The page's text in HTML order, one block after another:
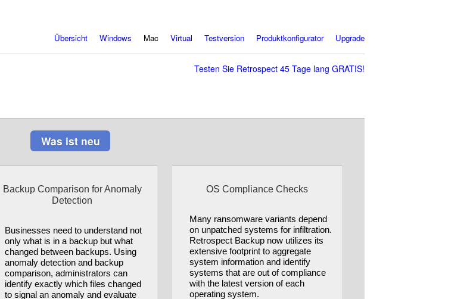
Übersicht Windows Mac Virtual Testversion Produktkonfigurator Upgrade
Testen Sie Retrospect 45 Tage lang GRATIS!
Was ist neu
Backup Comparison for Anomaly
Detection
Businesses need to understand not
only what is in a backup but what
changed between backups. Using
anomaly detection and backup
comparison, administrators can
identify exactly which files changed
to signal an anomaly and evaluate
OS Compliance Checks
Many ransomware variants depend
on unpatched systems for infiltration.
Retrospect Backup now utilizes its
extensive footprint to aggregate
system information and identify
systems that are out of compliance
with the latest version of each
operating system.